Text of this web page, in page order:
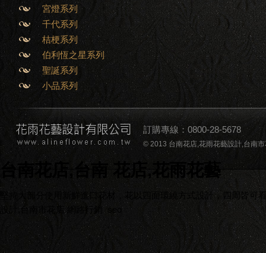
宮燈系列
千代系列
桔梗系列
伯利恆之星系列
聖誕系列
小品系列
訂購專線：0800-28-5678
© 2013 台南花店,花雨花藝設計,台南
台南花店,台南 花店,花雨花藝
堅持大部分使用新鮮進口花材，花以四面環繞方式設計，四周皆
設計,台南市花店
網路行銷 seo